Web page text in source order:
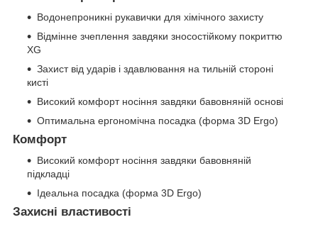
Водонепроникні рукавички для хімічного захисту
Відмінне зчеплення завдяки зносостійкому покриттю
XG
Захист від ударів і здавлювання на тильній стороні
кисті
Високий комфорт носіння завдяки бавовняній основі
Оптимальна ергономічна посадка (форма 3D Ergo)
Комфорт
Високий комфорт носіння завдяки бавовняній
підкладці
Ідеальна посадка (форма 3D Ergo)
Захисні властивості